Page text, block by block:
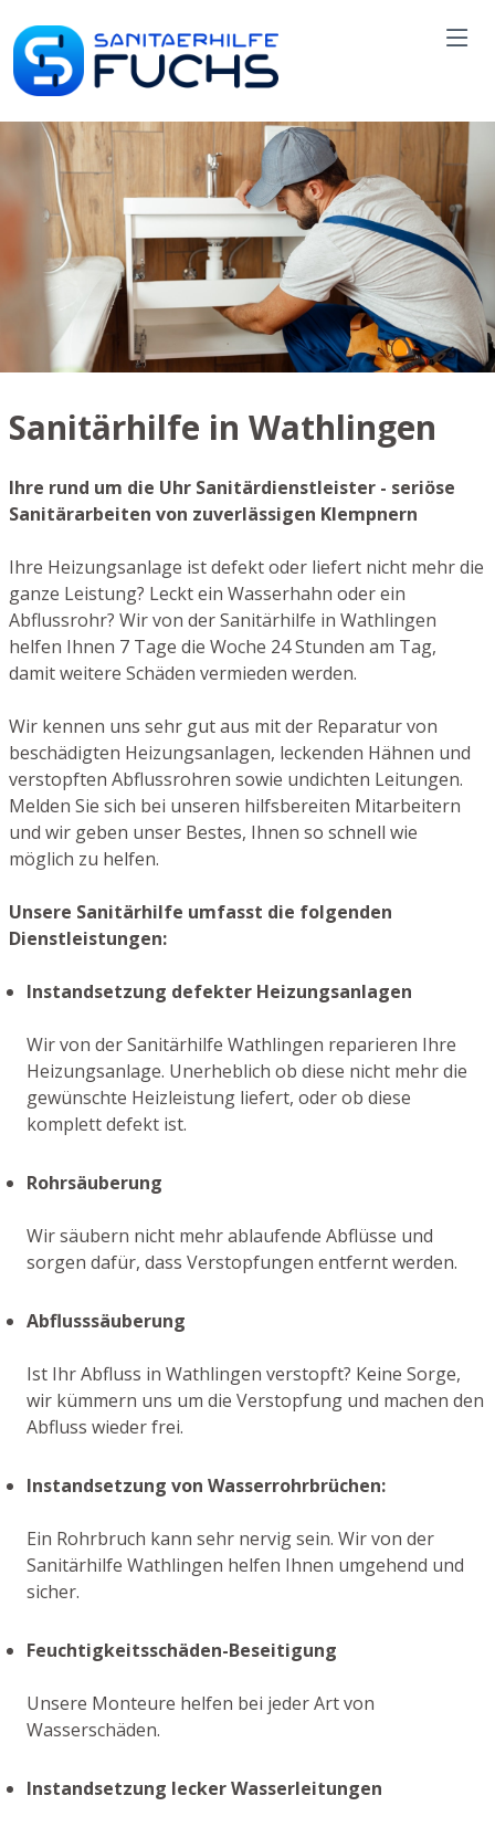
Sanitärhilfe in Wathlingen
Ihre rund um die Uhr Sanitärdienstleister - seriöse
Sanitärarbeiten von zuverlässigen Klempnern
Ihre Heizungsanlage ist defekt oder liefert nicht mehr die
ganze Leistung? Leckt ein Wasserhahn oder ein
Abflussrohr? Wir von der Sanitärhilfe in Wathlingen
helfen Ihnen 7 Tage die Woche 24 Stunden am Tag,
damit weitere Schäden vermieden werden.
Wir kennen uns sehr gut aus mit der Reparatur von
beschädigten Heizungsanlagen, leckenden Hähnen und
verstopften Abflussrohren sowie undichten Leitungen.
Melden Sie sich bei unseren hilfsbereiten Mitarbeitern
und wir geben unser Bestes, Ihnen so schnell wie
möglich zu helfen.
Unsere Sanitärhilfe umfasst die folgenden
Dienstleistungen:
Instandsetzung defekter Heizungsanlagen
Wir von der Sanitärhilfe Wathlingen reparieren Ihre
Heizungsanlage. Unerheblich ob diese nicht mehr die
gewünschte Heizleistung liefert, oder ob diese
komplett defekt ist.
Rohrsäuberung
Wir säubern nicht mehr ablaufende Abflüsse und
sorgen dafür, dass Verstopfungen entfernt werden.
Abflusssäuberung
Ist Ihr Abfluss in Wathlingen verstopft? Keine Sorge,
wir kümmern uns um die Verstopfung und machen den
Abfluss wieder frei.
Instandsetzung von Wasserrohrbrüchen:
Ein Rohrbruch kann sehr nervig sein. Wir von der
Sanitärhilfe Wathlingen helfen Ihnen umgehend und
sicher.
Feuchtigkeitsschäden-Beseitigung
Unsere Monteure helfen bei jeder Art von
Wasserschäden.
Instandsetzung lecker Wasserleitungen